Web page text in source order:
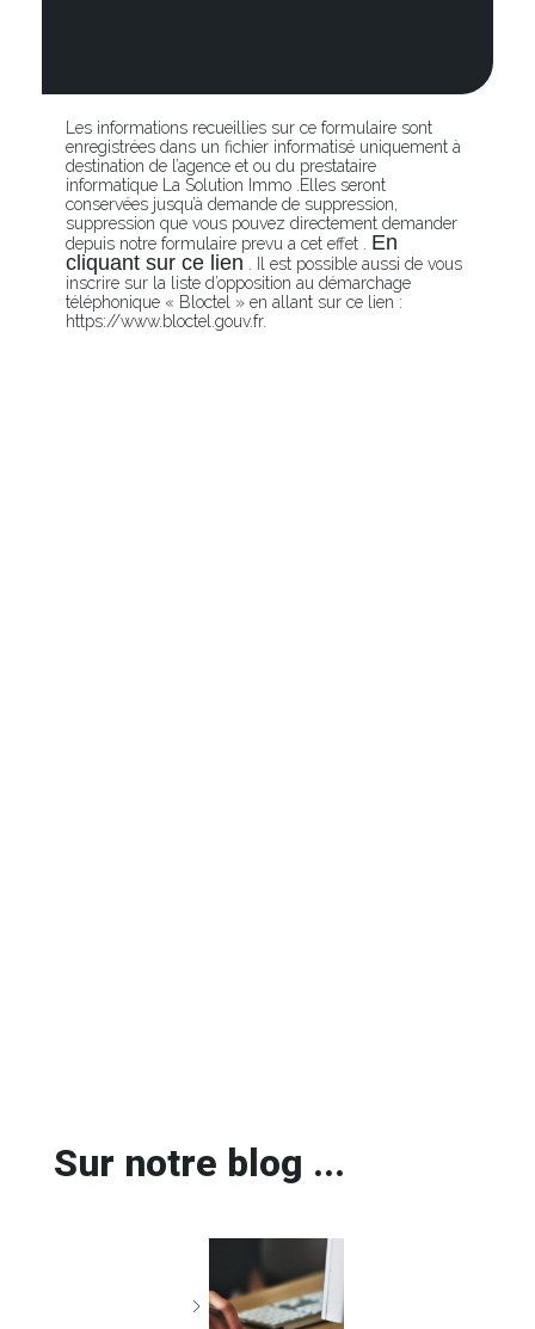
Les informations recueillies sur ce formulaire sont
enregistrées dans un fichier informatisé uniquement à
destination de l’agence et ou du prestataire
informatique La Solution Immo .Elles seront
conservées jusqu’à demande de suppression,
suppression que vous pouvez directement demander
depuis notre formulaire prevu a cet effet . En
cliquant sur ce lien . Il est possible aussi de vous
inscrire sur la liste d’opposition au démarchage
téléphonique « Bloctel » en allant sur ce lien :
https://www.bloctel.gouv.fr.
Sur notre blog ...